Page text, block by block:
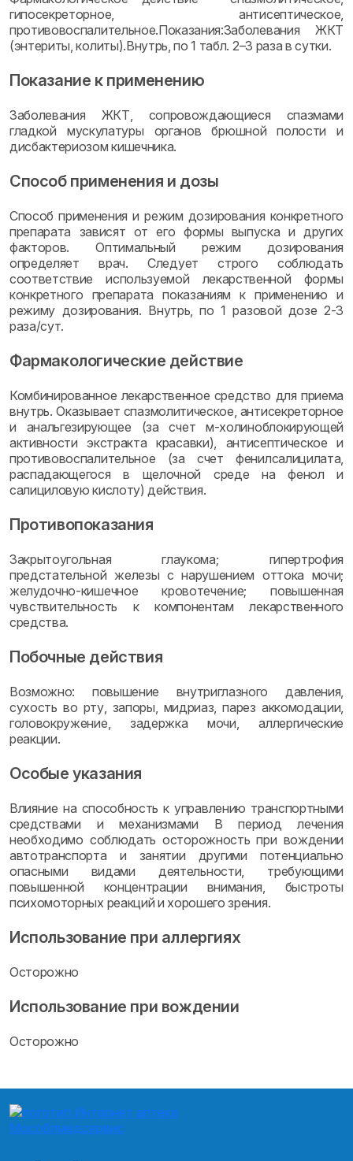
гипосекреторное, антисептическое,
противовоспалительное.Показания:Заболевания ЖКТ
(энтериты, колиты).Внутрь, по 1 табл. 2–3 раза в сутки.
Показание к применению
Заболевания ЖКТ, сопровождающиеся спазмами
гладкой мускулатуры органов брюшной полости и
дисбактериозом кишечника.
Способ применения и дозы
Способ применения и режим дозирования конкретного
препарата зависят от его формы выпуска и других
факторов. Оптимальный режим дозирования
определяет врач. Следует строго соблюдать
соответствие используемой лекарственной формы
конкретного препарата показаниям к применению и
режиму дозирования. Внутрь, по 1 разовой дозе 2-3
раза/сут.
Фармакологические действие
Комбинированное лекарственное средство для приема
внутрь. Оказывает спазмолитическое, антисекреторное
и анальгезирующее (за счет м-холиноблокирующей
активности экстракта красавки), антисептическое и
противовоспалительное (за счет фенилсалицилата,
распадающегося в щелочной среде на фенол и
салициловую кислоту) действия.
Противопоказания
Закрытоугольная глаукома; гипертрофия
предстательной железы с нарушением оттока мочи;
желудочно-кишечное кровотечение; повышенная
чувствительность к компонентам лекарственного
средства.
Побочные действия
Возможно: повышение внутриглазного давления,
сухость во рту, запоры, мидриаз, парез аккомодации,
головокружение, задержка мочи, аллергические
реакции.
Особые указания
Влияние на способность к управлению транспортными
средствами и механизмами В период лечения
необходимо соблюдать осторожность при вождении
автотранспорта и занятии другими потенциально
опасными видами деятельности, требующими
повышенной концентрации внимания, быстроты
психомоторных реакций и хорошего зрения.
Использование при аллергиях
Осторожно
Использование при вождении
Осторожно